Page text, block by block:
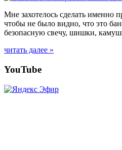
Мне захотелось сделать именно
чтобы не было видно, что это
безопасную свечу, шишки,
читать далее »
Posts
YouTube